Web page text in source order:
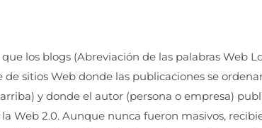
los blogs (Abreviación de las palabras Web
de sitios Web donde las publicaciones se
y donde el autor (persona o empresa)
la Web 2.0. Aunque nunca fueron masivos,